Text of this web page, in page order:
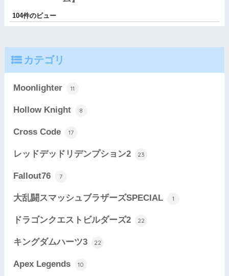
104件のビュー
カテゴリ
Moonlighter 11
Hollow Knight 8
Cross Code 17
レッドデッドリデンプション2 23
Fallout76 7
大乱闘スマッシュブラザーズSPECIAL 1
ドラゴンクエストビルダーズ2 22
キングダムハーツ3 22
Apex Legends 10